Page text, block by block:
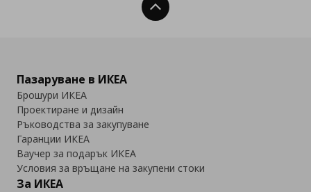
Нагоре
Пазаруване в ИКЕА
Брошури ИКЕА
Проектиране и дизайн
Ръководства за закупуване
Гаранции ИКЕА
Ваучер за подарък ИКЕА
Условия за връщане на закупени стоки
За ИКЕА